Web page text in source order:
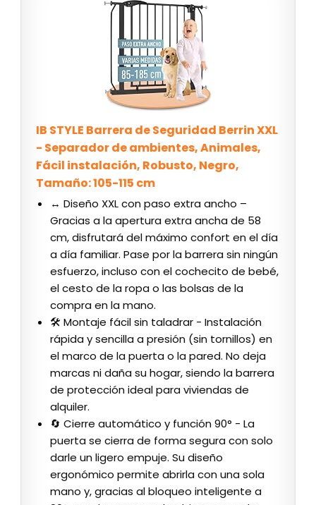
IB STYLE Barrera de Seguridad Berrin XXL
- Separador de ambientes, Animales,
Fácil instalación, Robusto, Negro,
Tamaño: 105-115 cm
↔️ Diseño XXL con paso extra ancho –
Gracias a la apertura extra ancha de 58
cm, disfrutará del máximo confort en el día
a día familiar. Pase por la barrera sin ningún
esfuerzo, incluso con el cochecito de bebé,
el cesto de la ropa o las bolsas de la
compra en la mano.
🛠️ Montaje fácil sin taladrar - Instalación
rápida y sencilla a presión (sin tornillos) en
el marco de la puerta o la pared. No deja
marcas ni daña su hogar, siendo la barrera
de protección ideal para viviendas de
alquiler.
🔄 Cierre automático y función 90° - La
puerta se cierra de forma segura con solo
darle un ligero empuje. Su diseño
ergonómico permite abrirla con una sola
mano y, gracias al bloqueo inteligente a